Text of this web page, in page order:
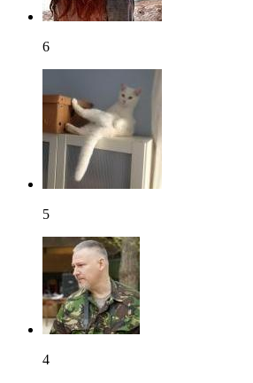
6
5
4